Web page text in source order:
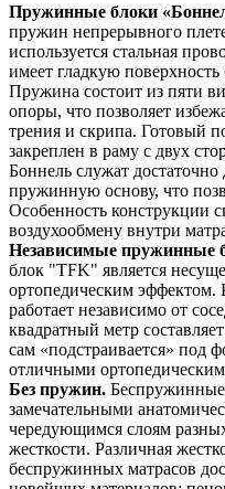
Пружинные блоки
пружин непрерывного
используется стальная
имеет гладкую
Пружина состоит из пяти
опоры, что позволяет
трения и скрипа. Готовый
закреплен в раму с двух
Боннель служат
пружинную основу, что
Особенность конструкции
воздухообмену внутри
Независимые пружинные
блок "TFK" является
ортопедическим
работает независимо от
квадратный метр
сам «подстраивается» под
отличными
Без пружин.
замечательными
чередующимся слоям
жесткости. Различная
беспружинных матрасов